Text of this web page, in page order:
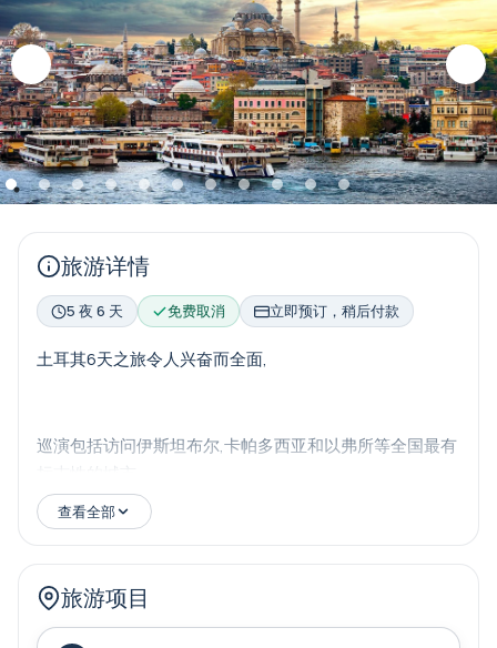
旅游详情
5 夜 6 天 免费取消 立即预订，稍后付款
土耳其6天之旅令人兴奋而全面,
巡演包括访问伊斯坦布尔,卡帕多西亚和以弗所等全国最有
标志性的城市.
的,他们都享受了飞行的便利来充分利用自己的时间.
查看全部
旅游项目